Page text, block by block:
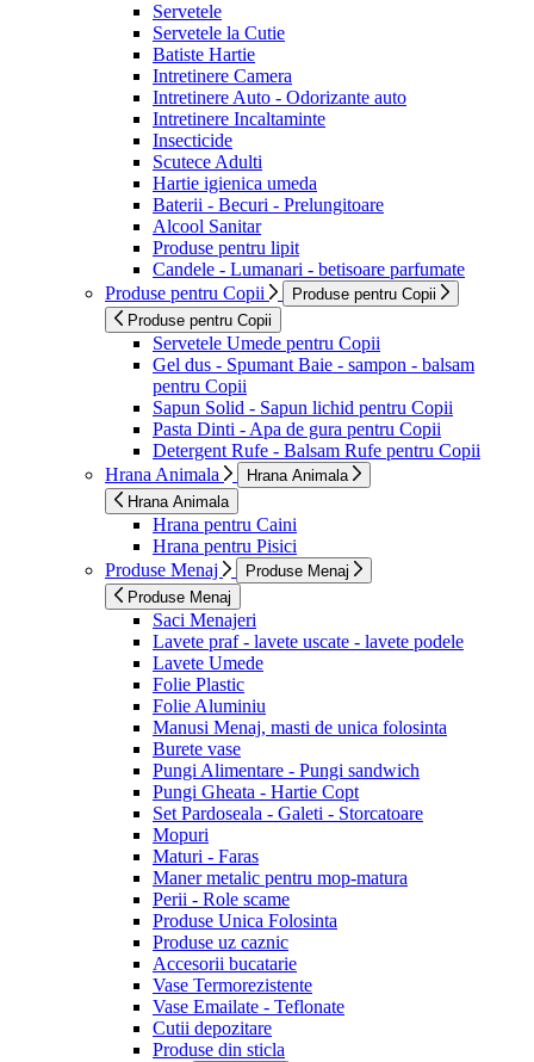
Servetele
Servetele la Cutie
Batiste Hartie
Intretinere Camera
Intretinere Auto - Odorizante auto
Intretinere Incaltaminte
Insecticide
Scutece Adulti
Hartie igienica umeda
Baterii - Becuri - Prelungitoare
Alcool Sanitar
Produse pentru lipit
Candele - Lumanari - betisoare parfumate
Produse pentru Copii
Produse pentru Copii
Produse pentru Copii
Servetele Umede pentru Copii
Gel dus - Spumant Baie - sampon - balsam
pentru Copii
Sapun Solid - Sapun lichid pentru Copii
Pasta Dinti - Apa de gura pentru Copii
Detergent Rufe - Balsam Rufe pentru Copii
Hrana Animala
Hrana Animala
Hrana Animala
Hrana pentru Caini
Hrana pentru Pisici
Produse Menaj
Produse Menaj
Produse Menaj
Saci Menajeri
Lavete praf - lavete uscate - lavete podele
Lavete Umede
Folie Plastic
Folie Aluminiu
Manusi Menaj, masti de unica folosinta
Burete vase
Pungi Alimentare - Pungi sandwich
Pungi Gheata - Hartie Copt
Set Pardoseala - Galeti - Storcatoare
Mopuri
Maturi - Faras
Maner metalic pentru mop-matura
Perii - Role scame
Produse Unica Folosinta
Produse uz caznic
Accesorii bucatarie
Vase Termorezistente
Vase Emailate - Teflonate
Cutii depozitare
Produse din sticla